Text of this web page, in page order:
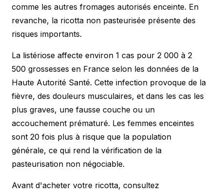
comme les autres fromages autorisés enceinte. En
revanche, la ricotta non pasteurisée présente des
risques importants.
La listériose affecte environ 1 cas pour 2 000 à 2
500 grossesses en France selon les données de la
Haute Autorité Santé. Cette infection provoque de la
fièvre, des douleurs musculaires, et dans les cas les
plus graves, une fausse couche ou un
accouchement prématuré. Les femmes enceintes
sont 20 fois plus à risque que la population
générale, ce qui rend la vérification de la
pasteurisation non négociable.
Avant d'acheter votre ricotta, consultez